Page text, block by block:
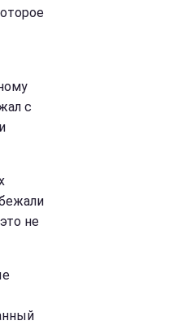
с
не